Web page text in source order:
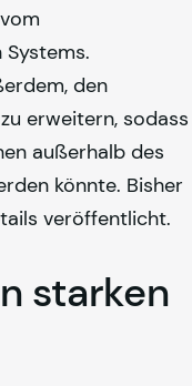
den
erweitern, sodass
außerhalb des
könnte. Bisher
veröffentlicht.
starken